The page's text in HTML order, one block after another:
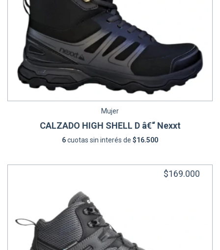
Mujer
CALZADO HIGH SHELL D â€“ Nexxt
6cuotas sin interés de $16.500
$169.000